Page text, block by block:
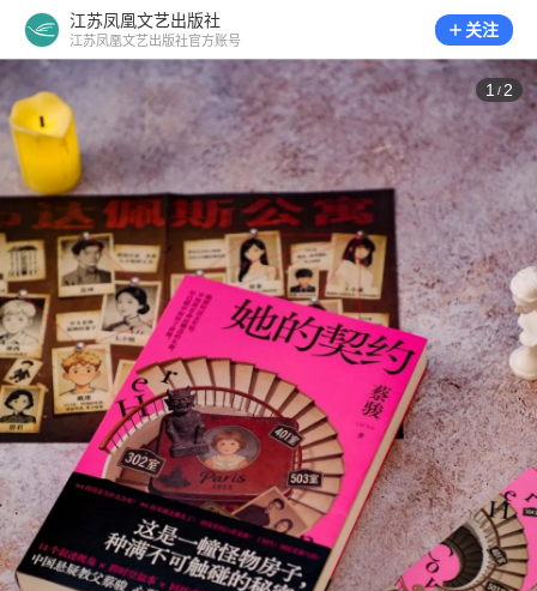
江苏凤凰文艺出版社
江苏凤凰文艺出版社官方账号
关注
1 / 2